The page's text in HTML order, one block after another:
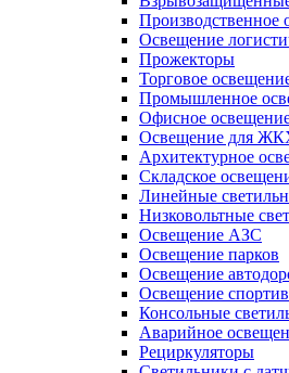
Производственное
Освещение
Прожекторы
Торговое
Промышленное
Офисное
Освещение для
Архитектурное
Складское
Линейные
Низковольтные
Освещение АЗС
Освещение парков
Освещение
Освещение
Консольные
Аварийное
Рециркуляторы